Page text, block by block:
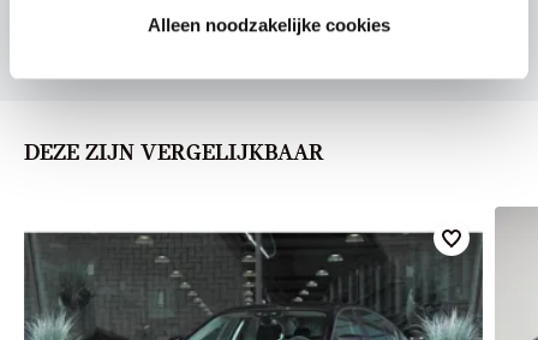
Alleen noodzakelijke cookies
We verrekenen de waarde van uw auto
DEZE ZIJN VERGELIJKBAAR